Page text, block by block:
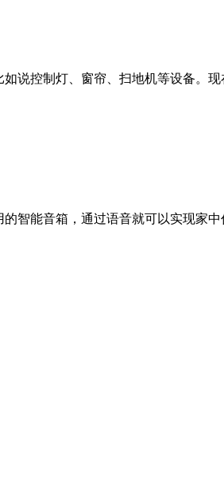
说控制灯、窗帘、扫地机等设备。
智能音箱，通过语音就可以实现家